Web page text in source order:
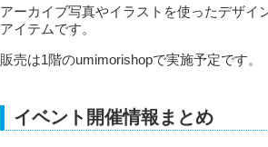
アーカイブ写真やイラストを使ったデザイ
アイテムです。
販売は1階のumimorishopで実施予定です。
イベント開催情報まとめ